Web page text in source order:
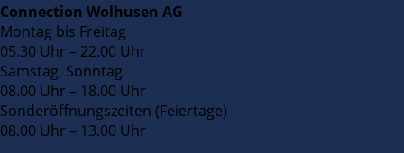
Connection Wolhusen AG
Montag bis Freitag
05.30 Uhr – 22.00 Uhr
Samstag, Sonntag
08.00 Uhr – 18.00 Uhr
Sonderöffnungszeiten (Feiertage)
08.00 Uhr – 13.00 Uhr